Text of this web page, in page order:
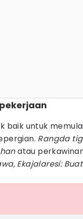
baik untuk
Rangda
atau
Ekajalaresi: